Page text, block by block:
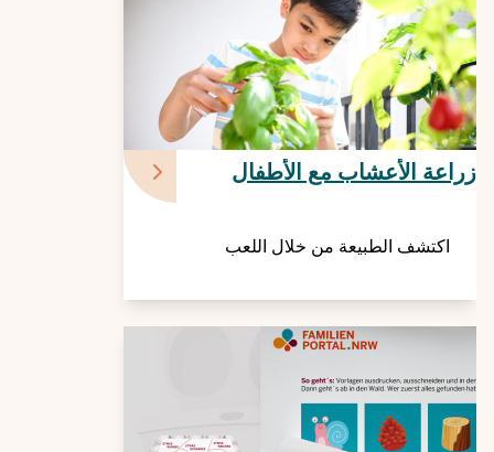
زراعة الأعشاب مع الأطفال
اكتشف الطبيعة من خلال اللعب